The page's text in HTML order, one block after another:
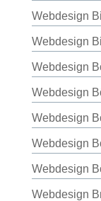
Webdesign
Webdesign
Webdesign
Webdesign
Webdesign
Webdesign
Webdesign
Webdesign